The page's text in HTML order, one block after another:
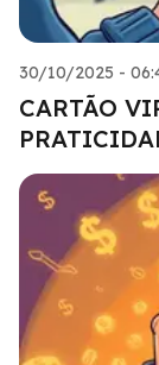
30/10/2025 -
CARTÃO